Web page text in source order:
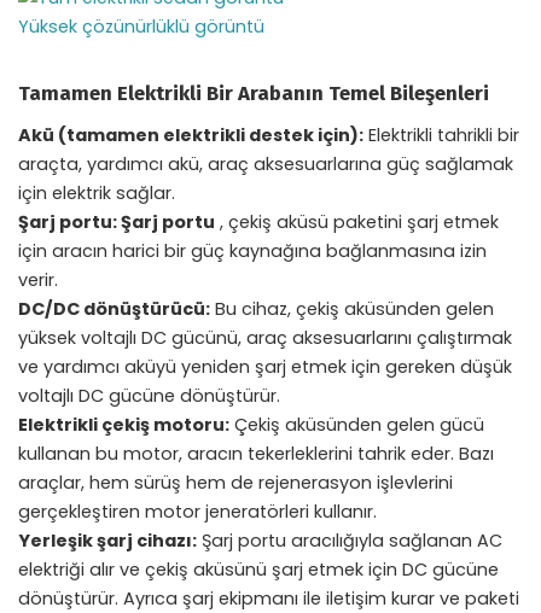
Yüksek çözünürlüklü görüntü
Tamamen Elektrikli Bir Arabanın Temel Bileşenleri
Akü (tamamen elektrikli destek için): Elektrikli tahrikli bir
araçta, yardımcı akü, araç aksesuarlarına güç sağlamak
için elektrik sağlar.
Şarj portu: Şarj portu , çekiş aküsü paketini şarj etmek
için aracın harici bir güç kaynağına bağlanmasına izin
verir.
DC/DC dönüştürücü: Bu cihaz, çekiş aküsünden gelen
yüksek voltajlı DC gücünü, araç aksesuarlarını çalıştırmak
ve yardımcı aküyü yeniden şarj etmek için gereken düşük
voltajlı DC gücüne dönüştürür.
Elektrikli çekiş motoru: Çekiş aküsünden gelen gücü
kullanan bu motor, aracın tekerleklerini tahrik eder. Bazı
araçlar, hem sürüş hem de rejenerasyon işlevlerini
gerçekleştiren motor jeneratörleri kullanır.
Yerleşik şarj cihazı: Şarj portu aracılığıyla sağlanan AC
elektriği alır ve çekiş aküsünü şarj etmek için DC gücüne
dönüştürür. Ayrıca şarj ekipmanı ile iletişim kurar ve paketi